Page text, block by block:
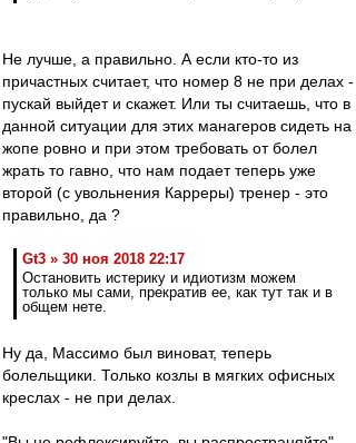
Не лучше, а правильно. А если кто-то из
причастных считает, что номер 8 не при делах -
пускай выйдет и скажет. Или ты считаешь, что в
данной ситуации для этих манагеров сидеть на
жопе ровно и при этом требовать от болел
жрать то гавно, что нам подает теперь уже
второй (с увольнения Карреры) тренер - это
правильно, да ?
Gt3 » 30 ноя 2018 22:17
Остановить истерику и идиотизм можем
только мы сами, прекратив ее, как тут так и в
общем нете.
Ну да, Массимо был виноват, теперь
болельщики. Только козлы в мягких офисных
креслах - не при делах.